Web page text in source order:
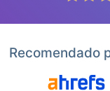
Recomendado